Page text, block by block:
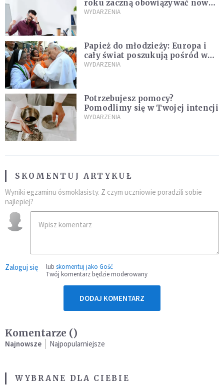
roku zaczną obowiązywać nowe
przepisy
WYDARZENIA
Papież do młodzieży: Europa i
cały świat poszukują pośród was
nowych świętych
WYDARZENIA
Potrzebujesz pomocy?
Pomodlimy się w Twojej intencji
WYDARZENIA
SKOMENTUJ ARTYKUŁ
Wyniki egzaminu ósmoklasisty. Z czym uczniowie poradzili sobie
najlepiej?
Zaloguj się lub skomentuj jako Gość
Twój komentarz będzie moderowany
DODAJ KOMENTARZ
Komentarze ()
Najnowsze Najpopularniejsze
WYBRANE DLA CIEBIE